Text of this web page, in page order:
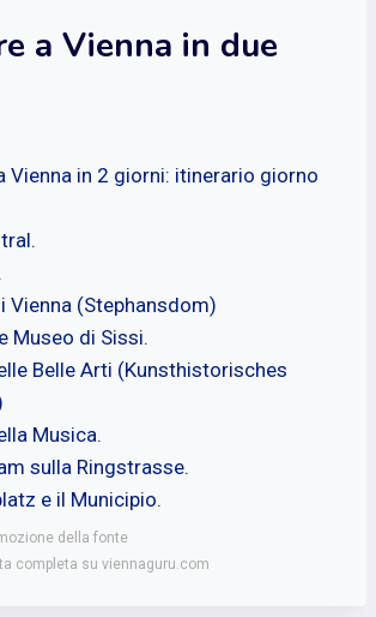
a Vienna in due
Vienna in 2 giorni: itinerario giorno
Vienna (Stephansdom)
Museo di Sissi.
Belle Arti (Kunsthistorisches
Musica.
sulla Ringstrasse.
e il Municipio.
della fonte
completa su viennaguru.com